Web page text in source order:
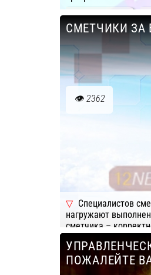
Подробнее
СМЕТЧИКИ ЗА
2362
Специалистов
нагружают
сметчика –
требованиями
первоочередными
ПОЖАЛЕЙТЕ